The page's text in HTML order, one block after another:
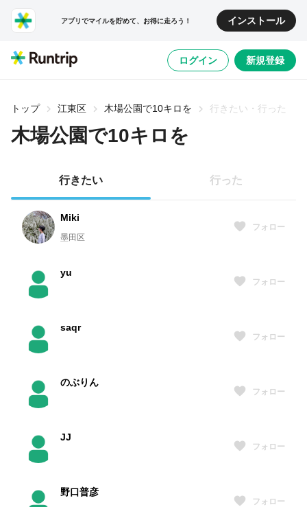
アプリでマイルを貯めて、お得に走ろう！ インストール
ログイン 新規登録
トップ 江東区 木場公園で10キロを 行きたい・行った
木場公園で10キロを
行きたい 行った
Miki
墨田区
フォロー
yu
フォロー
saqr
フォロー
のぶりん
フォロー
JJ
フォロー
野口普彦
フォロー